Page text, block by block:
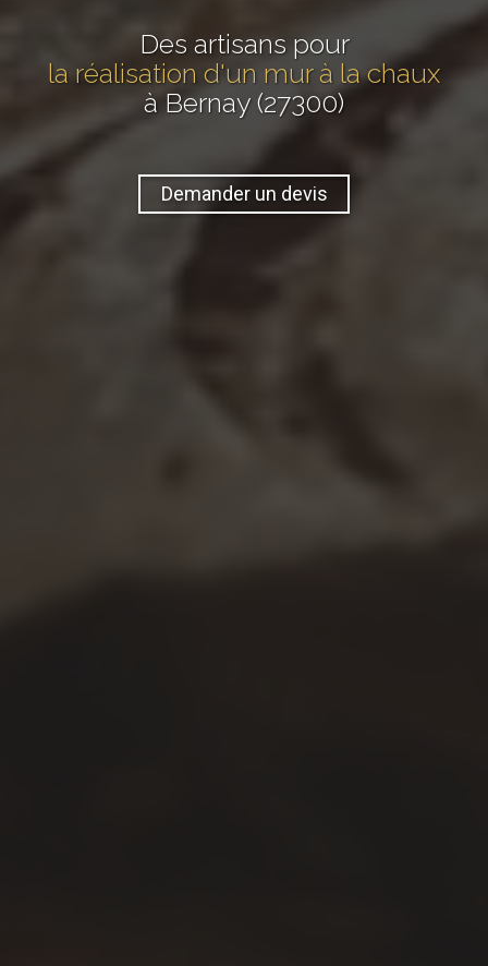
Des artisans pour
la réalisation d'un mur à la chaux
à Bernay (27300)
Demander un devis